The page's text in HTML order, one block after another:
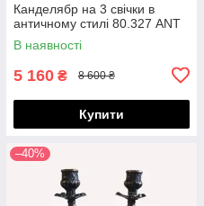
Канделябр на 3 свічки в
античному стилі 80.327 ANT
В наявності
5 160 ₴ 8 600 ₴
Купити
–40%